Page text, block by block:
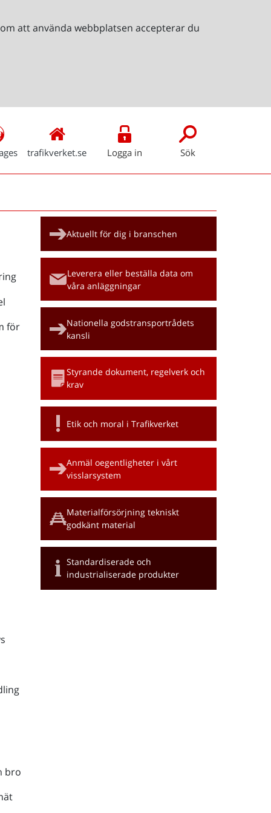
att använda webbplatsen accepterar du
trafikverket.se Logga in Sök
för
bro
Aktuellt för dig i branschen
Leverera eller beställa data om
våra anläggningar
Nationella godstransportrådets
kansli
Styrande dokument, regelverk och
krav
Etik och moral i Trafikverket
Anmäl oegentligheter i vårt
visslarsystem
Materialförsörjning tekniskt
godkänt material
Standardiserade och
industrialiserade produkter